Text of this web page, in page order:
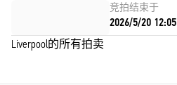
竞拍结束于
2026/5/20 12:05
Liverpool的所有拍卖